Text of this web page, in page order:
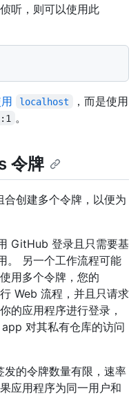
听，则可以使用此
localhost
，而是使用
。
令牌
创建多个令牌，以便为
GitHub 登录且只需要基
。 另一个工作流程可能
用多个令牌，您的
Web 流程，并且只请求
的应用程序进行登录，
对其私有仓库的访问
的令牌数量有限，速率
应用程序为同一用户和